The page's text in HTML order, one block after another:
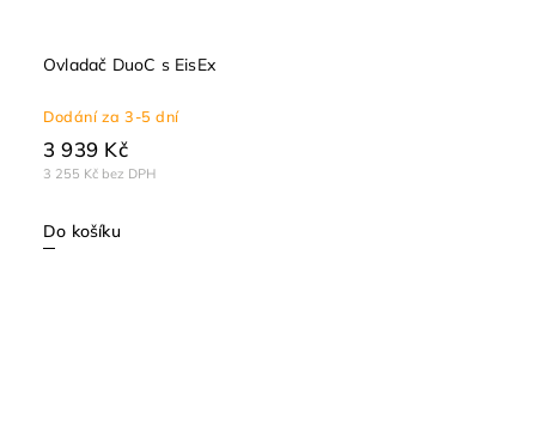
Ovladač DuoC s EisEx
Dodání za 3-5 dní
3 255 Kč bez DPH
3 939 Kč
Do košíku